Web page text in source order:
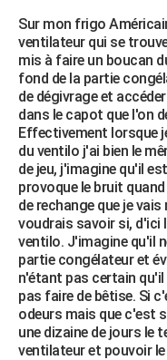
Forum
Aménagement intérieur
Extérieur
Cuisine
Salle de bains
Jardinage
Rangement
WEEK-END
Guides de France
Escapades
Patrimoine
Expositions
Musées
Week-end nature
+LIFESTYLE
Art de vivre
Bien-être
Loisirs
Mode
Modes de vie
SANTE
Alimentation
Guide de la santé
Maladies
Médicaments
Sommeil
VOYAGE
Destinations
City break
Voyage nature
Voyage de noces
Forum
Climat
+PHOTO
GUIDES D'ACHAT
BONS PLANS
CARTE DE VOEUX
Carte de Noël
Carte Bonne année
Carte Saint-Valentin
Carte Pâques
Carte d'anniversaire
DICTIONNAIRE
Sur mon frigo
ventilateur qui se
mis à faire un boucan
fond de la partie
de dégivrage et
dans le capot que l'on
Effectivement lorsque
du ventilo j'ai bien le
de jeu, j'imagine qu'il
provoque le bruit
de rechange que je
voudrais savoir si, d'ici
ventilo. J'imagine qu'il
partie congélateur et
n'étant pas certain qu'il
pas faire de bêtise. Si
odeurs mais que c'est
une dizaine de jours le
ventilateur et pouvoir